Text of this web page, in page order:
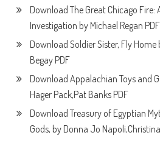
Download The Great Chicago
Investigation by Michael Regan PDF
Download Soldier Sister, Fly
Begay PDF
Download Appalachian Toys and
Hager Pack,Pat Banks PDF
Download Treasury of Egyptian
Gods, by Donna Jo